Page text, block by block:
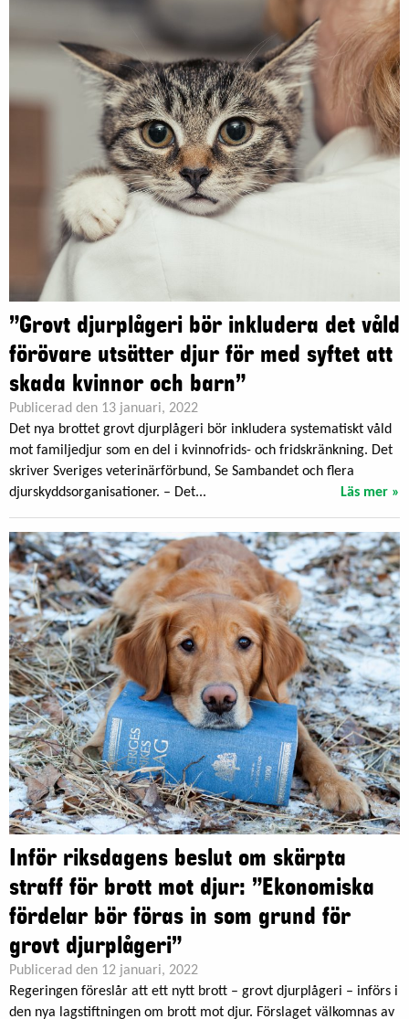
”Grovt djurplågeri bör inkludera det våld
förövare utsätter djur för med syftet att
skada kvinnor och barn”
Publicerad den 13 januari, 2022
Det nya brottet grovt djurplågeri bör inkludera systematiskt våld
mot familjedjur som en del i kvinnofrids- och fridskränkning. Det
skriver Sveriges veterinärförbund, Se Sambandet och flera
djurskyddsorganisationer. – Det...
Läs mer »
Inför riksdagens beslut om skärpta
straff för brott mot djur: ”Ekonomiska
fördelar bör föras in som grund för
grovt djurplågeri”
Publicerad den 12 januari, 2022
Regeringen föreslår att ett nytt brott – grovt djurplågeri – införs i
den nya lagstiftningen om brott mot djur. Förslaget välkomnas av